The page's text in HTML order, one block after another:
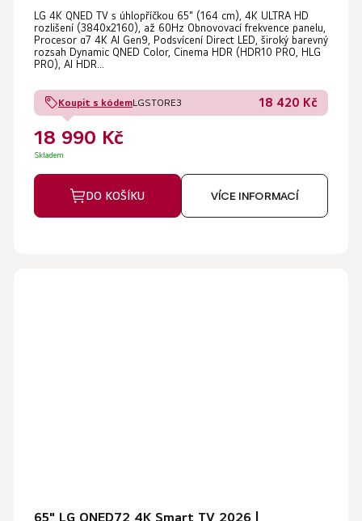
LG 4K QNED TV s úhlopříčkou 65" (164 cm), 4K ULTRA HD
rozlišení (3840x2160), až 60Hz Obnovovací frekvence panelu,
Procesor α7 4K AI Gen9, Podsvícení Direct LED, široký barevný
rozsah Dynamic QNED Color, Cinema HDR (HDR10 PRO, HLG
PRO), AI HDR...
Koupit s kódemLGSTORE3 18 420 Kč
18 990 Kč
Skladem
DO KOŠÍKU VÍCE INFORMACÍ
65" LG QNED72 4K Smart TV 2026 |